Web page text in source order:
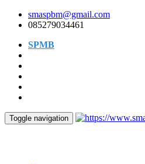
smaspbm@gmail.com
085279034461
SPMB
Toggle navigation